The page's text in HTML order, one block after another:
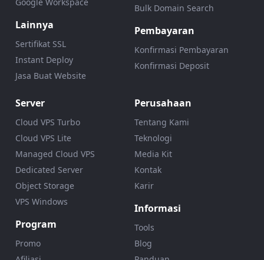
Lainnya
Sertifikat SSL
Instant Deploy
Jasa Buat Website
Bulk Domain Search
Pembayaran
Konfirmasi Pembayaran
Konfirmasi Deposit
Server
Cloud VPS Turbo
Cloud VPS Lite
Managed Cloud VPS
Dedicated Server
Object Storage
VPS Windows
Program
Promo
Perusahaan
Tentang Kami
Teknologi
Media Kit
Kontak
Karir
Informasi
Tools
Blog